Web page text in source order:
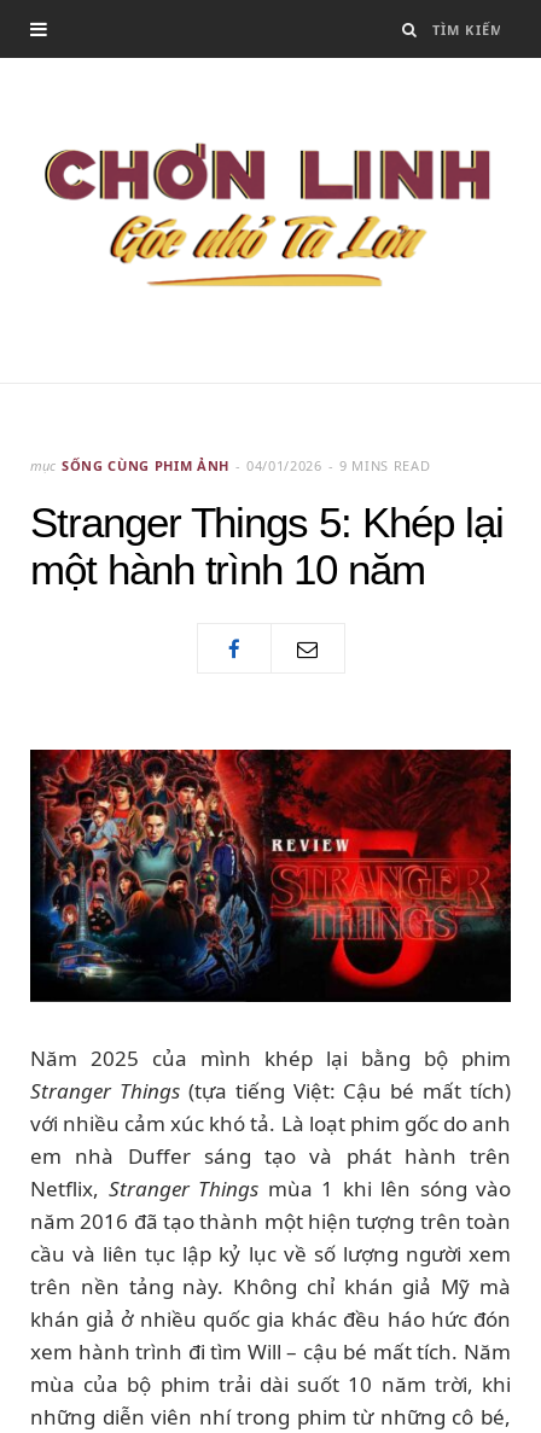
mục SỐNG CÙNG PHIM ẢNH 04/01/2026 9 MINS READ
Stranger Things 5: Khép lại
một hành trình 10 năm
Năm 2025 của mình khép lại bằng bộ phim
Stranger Things(tựa tiếng Việt: Cậu bé mất tích)
với nhiều cảm xúc khó tả. Là loạt phim gốc do anh
em nhà Duffer sáng tạo và phát hành trên
Netflix, Stranger Things mùa 1 khi lên sóng vào
năm 2016 đã tạo thành một hiện tượng trên toàn
cầu và liên tục lập kỷ lục về số lượng người xem
trên nền tảng này. Không chỉ khán giả Mỹ mà
khán giả ở nhiều quốc gia khác đều háo hức đón
xem hành trình đi tìm Will – cậu bé mất tích. Năm
mùa của bộ phim trải dài suốt 10 năm trời, khi
những diễn viên nhí trong phim từ những cô bé,